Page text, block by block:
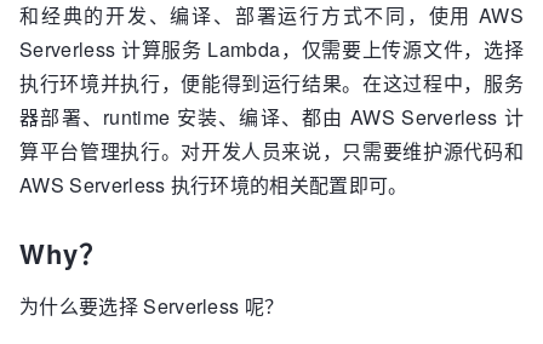
和经典的开发、编译、部署运行方式不同，使用 AWS
Serverless 计算服务 Lambda，仅需要上传源文件，选择
执行环境并执行，便能得到运行结果。在这过程中，服务
器部署、runtime 安装、编译、都由 AWS Serverless 计
算平台管理执行。对开发人员来说，只需要维护源代码和
AWS Serverless 执行环境的相关配置即可。
Why？
为什么要选择 Serverless 呢？